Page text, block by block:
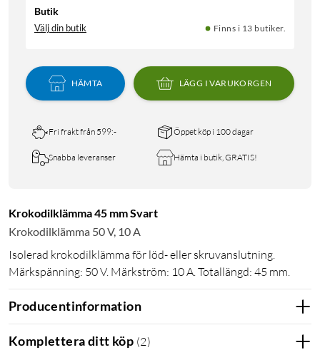
Butik
Välj din butik Finns i 13 butiker.
HÄMTA LÄGG I VARUKORGEN
Fri frakt från 599:- Öppet köp i 100 dagar
Snabba leveranser Hämta i butik, GRATIS!
Krokodilklämma 45 mm Svart
Krokodilklämma 50 V, 10 A
Isolerad krokodilklämma för löd- eller skruvanslutning.
Märkspänning: 50 V. Märkström: 10 A. Totallängd: 45 mm.
Producentinformation
Komplettera ditt köp (2)